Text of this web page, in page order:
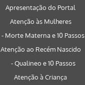
Apresentação do Portal
Atenção às Mulheres
- Morte Materna e 10 Passos
Atenção ao Recém Nascido
- Qualineo e 10 Passos
Atenção à Criança